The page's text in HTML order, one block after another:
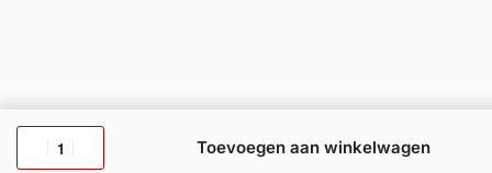
Toevoegen aan winkelwagen